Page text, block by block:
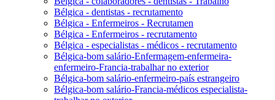
Bélgica - dentistas - recrutamento
Bélgica - Enfermeiros - Recrutamen
Bélgica - Enfermeiros - recrutamento
Bélgica - especialistas - médicos - recrutamento
Bélgica-bom salário-Enfermagem-enfermeira-
enfermeiro-Francia-trabalhar no exterior
Bélgica-bom salário-enfermeiro-país estrangeiro
Bélgica-bom salário-Francia-médicos especialista-